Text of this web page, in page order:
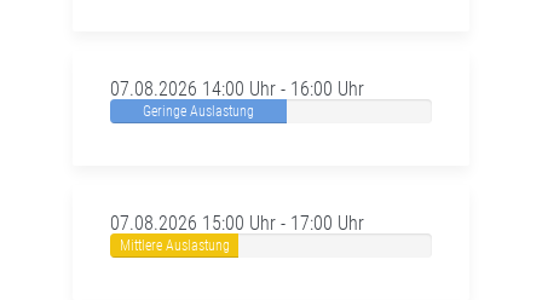
07.08.2026 14:00 Uhr - 16:00 Uhr
Geringe Auslastung
07.08.2026 15:00 Uhr - 17:00 Uhr
Mittlere Auslastung